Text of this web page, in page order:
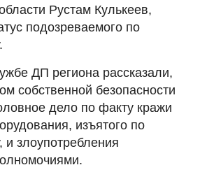
Рустам Кулькеев,
подозреваемого по
ДП региона рассказали,
собственной безопасности
дело по факту кражи
изъятого по
и злоупотребления